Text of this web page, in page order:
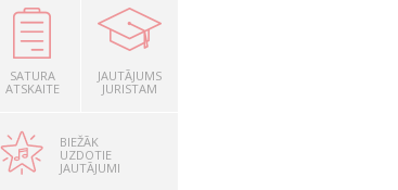
SATURA
ATSKAITE
JAUTĀJUMS
JURISTAM
BIEŽĀK
UZDOTIE
JAUTĀJUMI